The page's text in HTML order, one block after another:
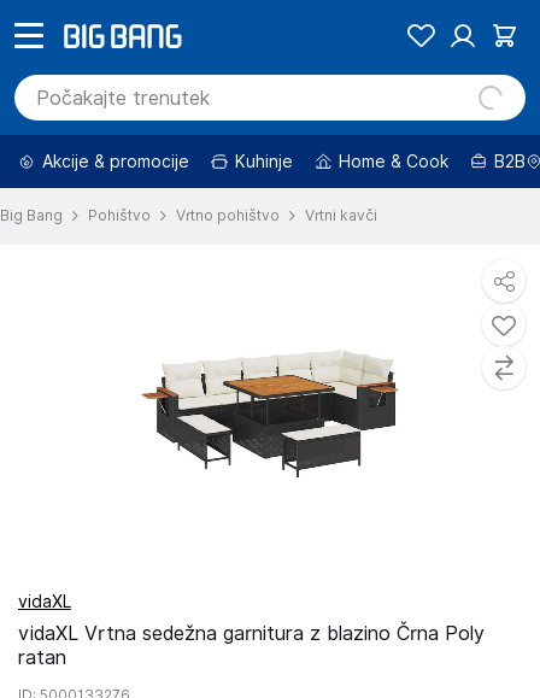
Akcije & promocije Kuhinje Home & Cook B2B
Big Bang Pohištvo Vrtno pohištvo Vrtni kavči
vidaXL
vidaXL Vrtna sedežna garnitura z blazino Črna Poly
ratan